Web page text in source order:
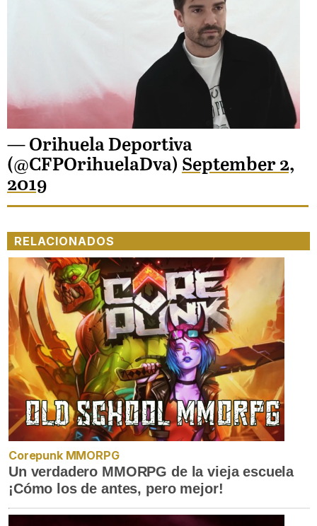
Loaded
— Orihuela Deportiva
(@CFPOrihuelaDva) September 2,
2019
RELACIONADOS
Corepunk MMORPG
Un verdadero MMORPG de la vieja escuela
¡Cómo los de antes, pero mejor!